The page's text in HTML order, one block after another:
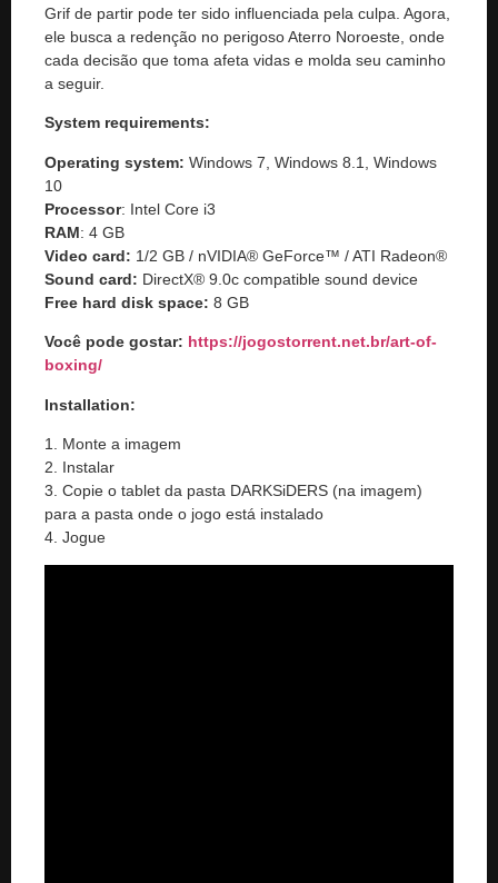
Grif de partir pode ter sido influenciada pela culpa. Agora,
ele busca a redenção no perigoso Aterro Noroeste, onde
cada decisão que toma afeta vidas e molda seu caminho
a seguir.
System requirements:
Operating system: Windows 7, Windows 8.1, Windows
10
Processor: Intel Core i3
RAM: 4 GB
Video card: 1/2 GB / nVIDIA® GeForce™ / ATI Radeon®
Sound card: DirectX® 9.0c compatible sound device
Free hard disk space: 8 GB
Você pode gostar: https://jogostorrent.net.br/art-of-
boxing/
Installation:
1. Monte a imagem
2. Instalar
3. Copie o tablet da pasta DARKSiDERS (na imagem)
para a pasta onde o jogo está instalado
4. Jogue